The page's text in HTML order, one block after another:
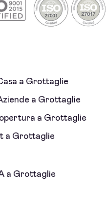
a Grottaglie
a Grottaglie
a Grottaglie
a Grottaglie
a Grottaglie